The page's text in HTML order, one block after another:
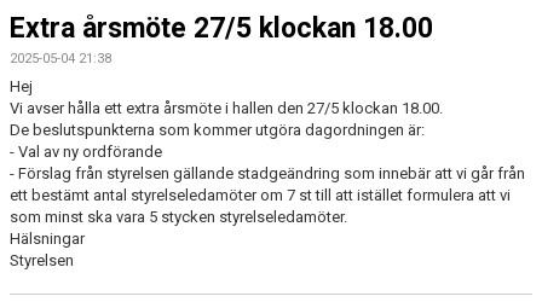
Extra årsmöte 27/5 klockan 18.00
2025-05-04 21:38
Hej
Vi avser hålla ett extra årsmöte i hallen den 27/5 klockan 18.00.
De beslutspunkterna som kommer utgöra dagordningen är:
- Val av ny ordförande
- Förslag från styrelsen gällande stadgeändring som innebär att vi går från
ett bestämt antal styrelseledamöter om 7 st till att istället formulera att vi
som minst ska vara 5 stycken styrelseledamöter.
Hälsningar
Styrelsen